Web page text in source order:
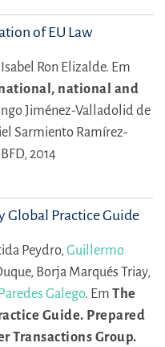
of EU Law
Ron Elizalde. Em
national and
Jiménez-Valladolid de
Sarmiento Ramírez-
2014
Global Practice Guide
Peydro, Guillermo
Borja Marqués Triay,
Galego. Em The
Guide. Prepared
Transactions Group.